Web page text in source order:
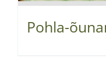
Pohla-